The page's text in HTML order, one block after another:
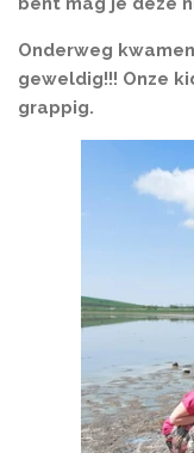
Onderweg
geweldig!!! Onze
grappig.